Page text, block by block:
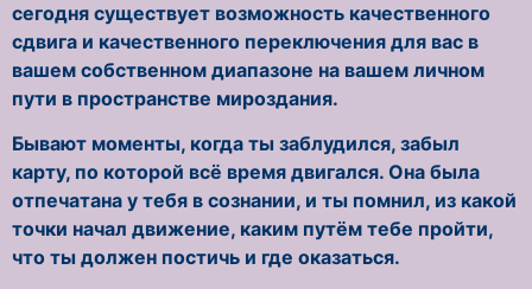
сегодня существует возможность качественного
сдвига и качественного переключения для вас в
вашем собственном диапазоне на вашем личном
пути в пространстве мироздания.
Бывают моменты, когда ты заблудился, забыл
карту, по которой всё время двигался. Она была
отпечатана у тебя в сознании, и ты помнил, из какой
точки начал движение, каким путём тебе пройти,
что ты должен постичь и где оказаться.